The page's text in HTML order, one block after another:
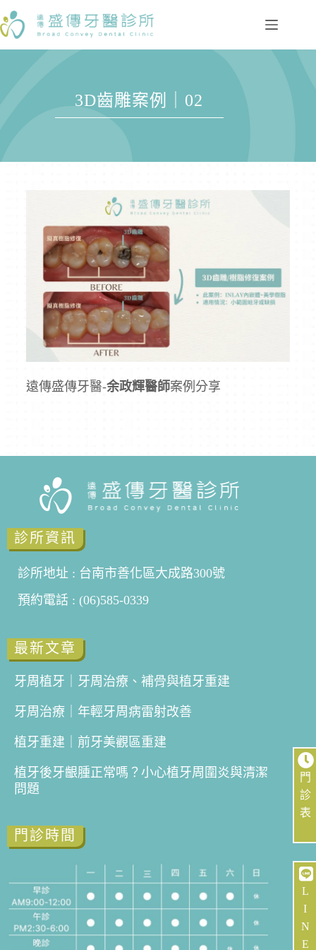
3D齒雕案例｜02
遠傳盛傳牙醫-余政輝醫師案例分享
門
診
表
L
I
N
E
診所資訊
診所地址 : 台南市善化區大成路300號
預約電話 : (06)585-0339
最新文章
牙周植牙｜牙周治療、補骨與植牙重建
牙周治療｜年輕牙周病雷射改善
植牙重建｜前牙美觀區重建
植牙後牙齦腫正常嗎？小心植牙周圍炎與清潔
問題
門診時間